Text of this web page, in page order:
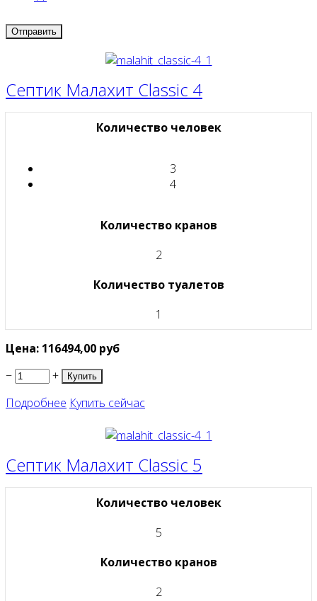
Септик Малахит Classic 4
Количество человек
3
4
Количество кранов
2
Количество туалетов
1
Цена: 116494,00 руб
−
+
Подробнее Купить сейчас
Септик Малахит Classic 5
Количество человек
5
Количество кранов
2